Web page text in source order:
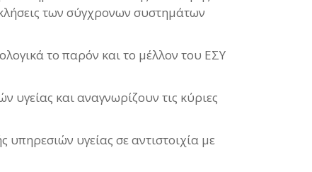
των σύγχρονων συστημάτων
το παρόν και το μέλλον του ΕΣΥ
και αναγνωρίζουν τις κύριες
υγείας σε αντιστοιχία με